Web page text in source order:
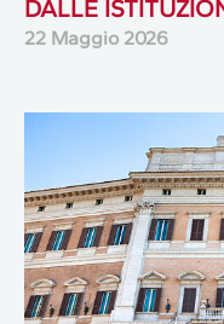
DALLE
22 Maggio 2026